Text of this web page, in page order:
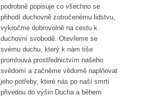
podrobně popisuje co všechno se
přihodí duchovně zotročenému lidstvu,
vykročme dobrovolně na cestu k
duchovní svobodě. Otevřeme se
svému duchu, který k nám tiše
promlouvá prostřednictvím našeho
svědomí a začněme vědomě naplňovat
jeho potřeby, které nás po naší smrti
přivedou do výšin Ducha a během